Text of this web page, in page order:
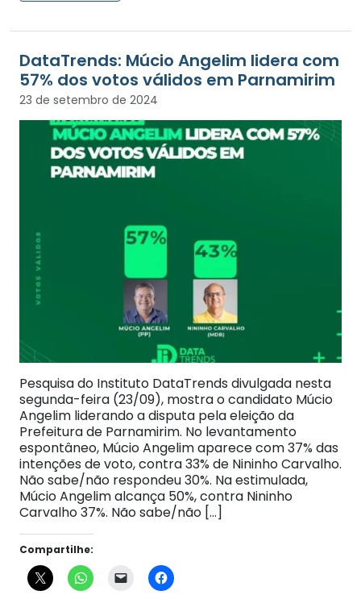
DataTrends: Múcio Angelim lidera com
57% dos votos válidos em Parnamirim
23 de setembro de 2024
Pesquisa do Instituto DataTrends divulgada nesta
segunda-feira (23/09), mostra o candidato Múcio
Angelim liderando a disputa pela eleição da
Prefeitura de Parnamirim. No levantamento
espontâneo, Múcio Angelim aparece com 37% das
intenções de voto, contra 33% de Nininho Carvalho.
Não sabe/não respondeu 30%. Na estimulada,
Múcio Angelim alcança 50%, contra Nininho
Carvalho 37%. Não sabe/não […]
Compartilhe: